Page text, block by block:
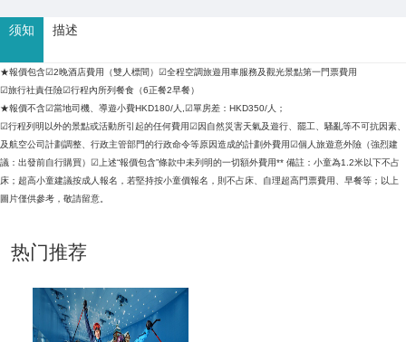
须知 描述
★報價包含☑2晚酒店費用（雙人標間）☑全程空調旅遊用車服務及觀光景點第一門票費用
☑旅行社責任險☑行程內所列餐食（6正餐2早餐）
★報價不含☑當地司機、導遊小費HKD180/人,☑單房差：HKD350/人；
☑行程列明以外的景點或活動所引起的任何費用☑因自然災害天氣及遊行、罷工、騷亂等不可抗因素、
及航空公司計劃調整、行政主管部門的行政命令等原因造成的計劃外費用☑個人旅遊意外險（強烈建
議：出發前自行購買）☑上述“報價包含”條款中未列明的一切額外費用** 備註：小童為1.2米以下不占
床；超高小童建議按成人報名，若堅持按小童價報名，則不占床、自理超高門票費用、早餐等；以上
圖片僅供參考，敬請留意。
热门推荐